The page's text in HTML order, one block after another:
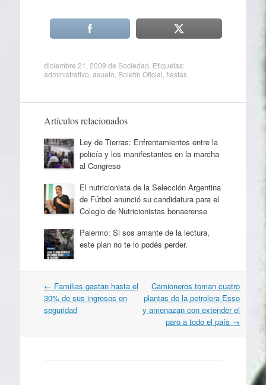
diciembre 21, 2009 de Sociedad . Etiquetas:
administrativo asueto Boletín Oficial fiestas
Artículos relacionados
Ley de Tierras: Enfrentamientos entre la
policía y los manifestantes en la marcha
al Congreso
El nutricionista de la Selección Argentina
de Fútbol anunció su candidatura para el
Colegio de Nutricionistas bonaerense
Palermo: Si sos amante de la lectura,
este plan no te lo podés perder.
Navegación
por
artículos
← Familias gastan hasta el
30% de sus ingresos en
seguridad
Camioneros toman cuatro
plantas de la petrolera Esso
y amenazan con extender el
paro a todo el país →